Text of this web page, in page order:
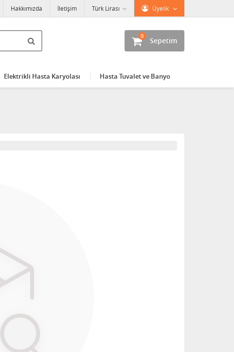
Üyelik
Türk Lirası
Hakkımızda İletişim
Sepetim
0
Elektrikli Hasta Karyolası Hasta Tuvalet ve Banyo